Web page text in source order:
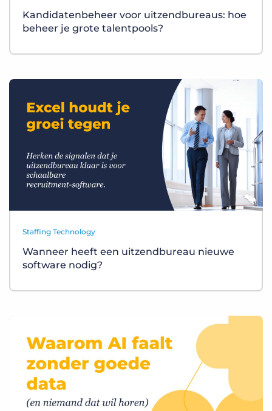
Kandidatenbeheer voor uitzendbureaus: hoe
beheer je grote talentpools?
Staffing Technology
Wanneer heeft een uitzendbureau nieuwe
software nodig?